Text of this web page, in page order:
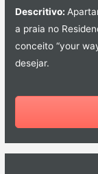
Descritivo:
a praia no
conceito “your
desejar.